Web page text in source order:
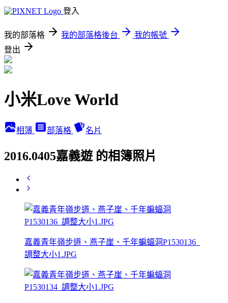
登入
我的部落格 我的部落格後台
我的帳號
登出
小米Love World
相簿 部落格 名片
2016.0405嘉義遊 的相簿照片
嘉義青年嶺步道、燕子崖、千年蝙蝠洞P1530136_
調整大小1.JPG